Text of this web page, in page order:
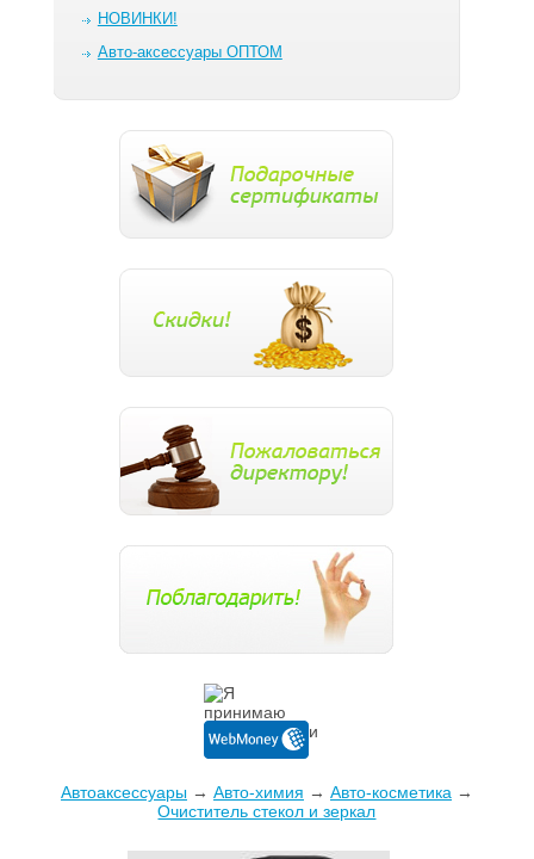
НОВИНКИ!
Авто-аксессуары ОПТОМ
Автоаксессуары→ Авто-химия → Авто-косметика →
Очиститель стекол и зеркал